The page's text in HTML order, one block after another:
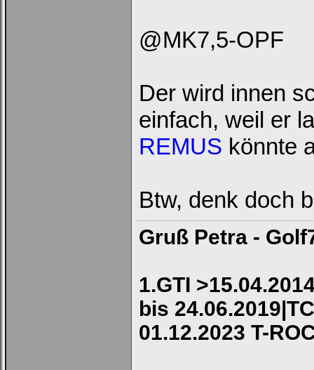
@MK7,5-OPF
Der wird innen
einfach, weil er
REMUS könnte
Btw, denk doch
Gruß Petra -
1.GTI
bis
01.12.2023 T-